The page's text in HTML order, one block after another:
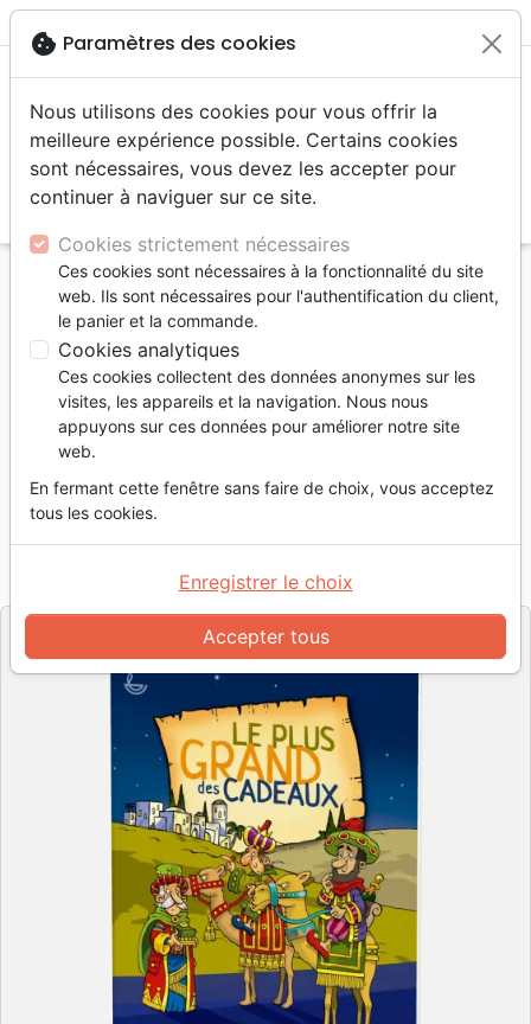
menu
Accueil Livres Fêtes chrétiennes
Livres de Noël
Plus grand des cadeaux (Le) - La naissance de
Jésus racontée au travers de jeux
Le plus grand des cadeaux
La naissance de Jésus racontée au
travers de jeux
Auteur :Catherine MacKenzie| Illustrateur :Tim
Charnick
Ligue pour la Lecture de la Bible France
cookie Paramètres des cookies
Nous utilisons des cookies pour vous offrir la
meilleure expérience possible. Certains cookies
sont nécessaires, vous devez les accepter pour
continuer à naviguer sur ce site.
Cookies strictement nécessaires
Ces cookies sont nécessaires à la fonctionnalité du site
web. Ils sont nécessaires pour l'authentification du client,
le panier et la commande.
Cookies analytiques
Ces cookies collectent des données anonymes sur les
visites, les appareils et la navigation. Nous nous
appuyons sur ces données pour améliorer notre site
web.
En fermant cette fenêtre sans faire de choix, vous acceptez
tous les cookies.
Accepter tous
Enregistrer le choix